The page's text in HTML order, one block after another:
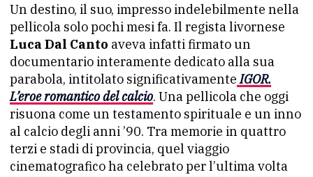
Un destino, il suo, impresso indelebilmente nella
pellicola solo pochi mesi fa. Il regista livornese
Luca Dal Canto aveva infatti firmato un
documentario interamente dedicato alla sua
parabola, intitolato significativamente IGOR.
L’eroe romantico del calcio. Una pellicola che oggi
risuona come un testamento spirituale e un inno
al calcio degli anni ’90. Tra memorie in quattro
terzi e stadi di provincia, quel viaggio
cinematografico ha celebrato per l’ultima volta